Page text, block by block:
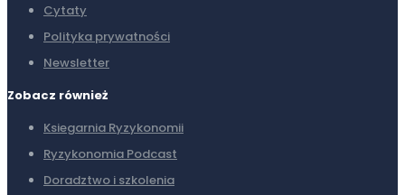
Cytaty
Polityka prywatności
Newsletter
Zobacz również
Ksiegarnia Ryzykonomii
Ryzykonomia Podcast
Doradztwo i szkolenia